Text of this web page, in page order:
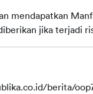
mendapatkan
jika terjadi
berita/